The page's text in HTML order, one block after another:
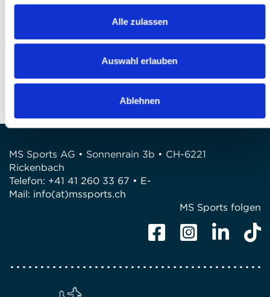
Alle zulassen
Auswahl erlauben
Ablehnen
Finaliser votre inscription
E-Mail: info@mssports.ch
MS Sports AG • Sonnenrain 3b • CH-6221
Rickenbach
Telefon: +41 41 260 33 67 • E-
Mail: info(at)mssports.ch
MS Sports folgen